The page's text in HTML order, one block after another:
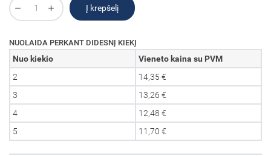
Į krepšelį
NUOLAIDA PERKANT DIDESNĮ KIEKĮ
Nuo kiekio
Vieneto kaina su PVM
2
14,35 €
3
13,26 €
4
12,48 €
5
11,70 €